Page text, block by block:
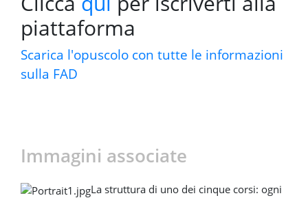
piattaforma
Scarica l'opuscolo con tutte le informazioni
sulla FAD
Immagini associate
La struttura di uno dei cinque corsi: ogni